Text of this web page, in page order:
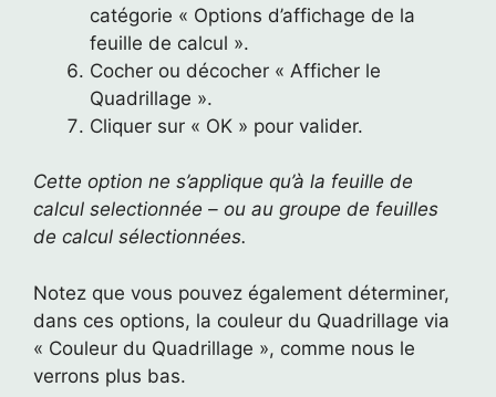
catégorie « Options d’affichage de la
feuille de calcul ».
Cocher ou décocher « Afficher le
Quadrillage ».
Cliquer sur « OK » pour valider.
Cette option ne s’applique qu’à la feuille de
calcul selectionnée – ou au groupe de feuilles
de calcul sélectionnées.
Notez que vous pouvez également déterminer,
dans ces options, la couleur du Quadrillage via
« Couleur du Quadrillage », comme nous le
verrons plus bas.